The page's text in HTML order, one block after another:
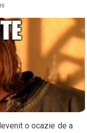
o ocazie de a